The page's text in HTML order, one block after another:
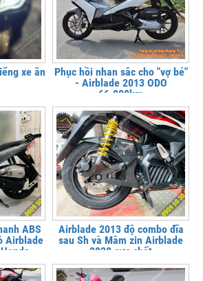
xe ăn
Phục hồi nhan sắc cho "vợ bé"
- Airblade 2013 ODO
66.000km
ABS
Airblade
Airblade 2013 độ combo đĩa
sau Sh và Mâm zin Airblade
2020 cực chất